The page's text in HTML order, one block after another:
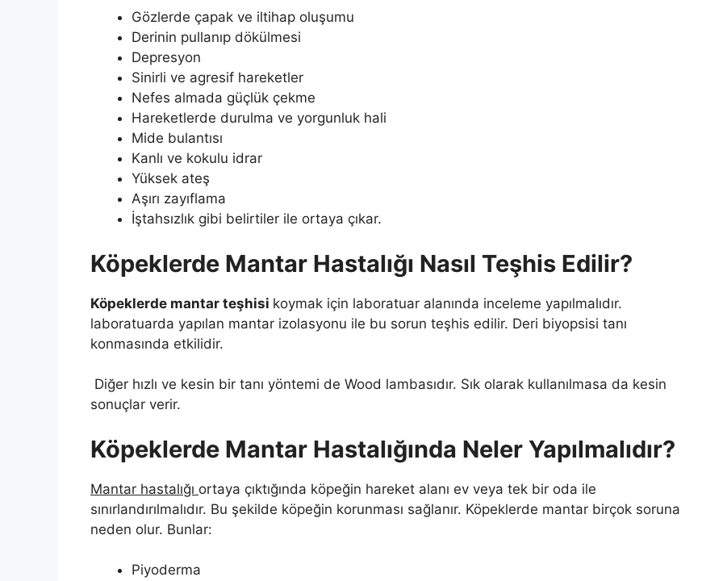
Gözlerde çapak ve iltihap oluşumu
Derinin pullanıp dökülmesi
Depresyon
Sinirli ve agresif hareketler
Nefes almada güçlük çekme
Hareketlerde durulma ve yorgunluk hali
Mide bulantısı
Kanlı ve kokulu idrar
Yüksek ateş
Aşırı zayıflama
İştahsızlık gibi belirtiler ile ortaya çıkar.
Köpeklerde Mantar Hastalığı Nasıl Teşhis Edilir?
Köpeklerde mantar teşhisi koymak için laboratuar alanında inceleme yapılmalıdır.
laboratuarda yapılan mantar izolasyonu ile bu sorun teşhis edilir. Deri biyopsisi tanı
konmasında etkilidir.
Diğer hızlı ve kesin bir tanı yöntemi de Wood lambasıdır. Sık olarak kullanılmasa da kesin
sonuçlar verir.
Köpeklerde Mantar Hastalığında Neler Yapılmalıdır?
Mantar hastalığı ortaya çıktığında köpeğin hareket alanı ev veya tek bir oda ile
sınırlandırılmalıdır. Bu şekilde köpeğin korunması sağlanır. Köpeklerde mantar birçok soruna
neden olur. Bunlar:
Piyoderma